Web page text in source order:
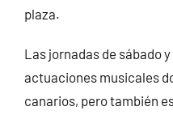
plaza.
Las jornadas de sábado
actuaciones musicales
canarios, pero también